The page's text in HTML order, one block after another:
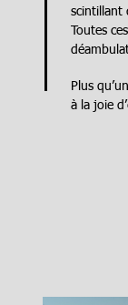
scintillant
Toutes
Plus
à la joie